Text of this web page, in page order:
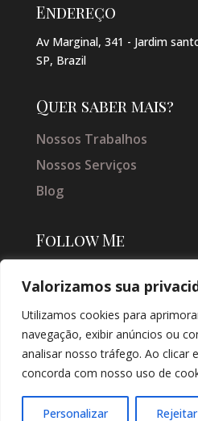
Valorizamos sua
Utilizamos cookies para
navegação, exibir anúncios ou
analisar nosso tráfego. Ao clicar
concorda com nosso uso de
Personalizar Rejeitar
Endereço
Av Marginal, 341 - Jardim
SP, Brazil
Quer saber mais?
Nossos Trabalhos
Nossos Serviços
Blog
Follow Me
SOLUÇÕES DIGITAIS |
CRIAÇÃO DE